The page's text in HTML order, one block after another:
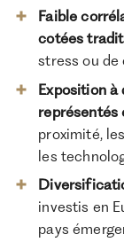
Faible
cotées
stress ou
Exposition à
représentés
proximité,
les
investis en
pays